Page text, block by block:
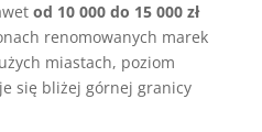
od 10 000 do 15 000 zł
renomowanych marek
miastach, poziom
się bliżej górnej granicy